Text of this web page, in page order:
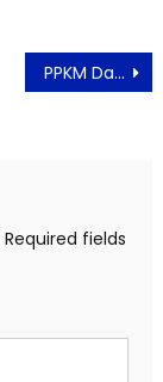
PPKM Darurat, Kota Bandung Rubah Jadwal Penutupan Jalan
Required fields